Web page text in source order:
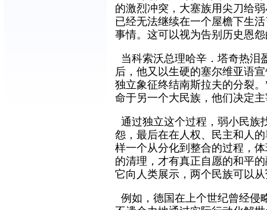
的激烈冲突，大塞族用尖刀给
已经无法继续在一个屋檐下生
事情。这可以视为告别历史恩
当科索沃总理哈辛．塔奇热泪
后，他又以生硬的塞尔维亚语
独立象征终结南斯拉夫的分裂
命于另一个大民族，他们决定
通过独立这个过程，弱小民族
怨，最后在在人权、民主和人
样一个从分化到整合的过程，
的清理，才有真正自愿的和平
它向人类展示，两个民族可以
例如，德国在上个世纪曾经侵